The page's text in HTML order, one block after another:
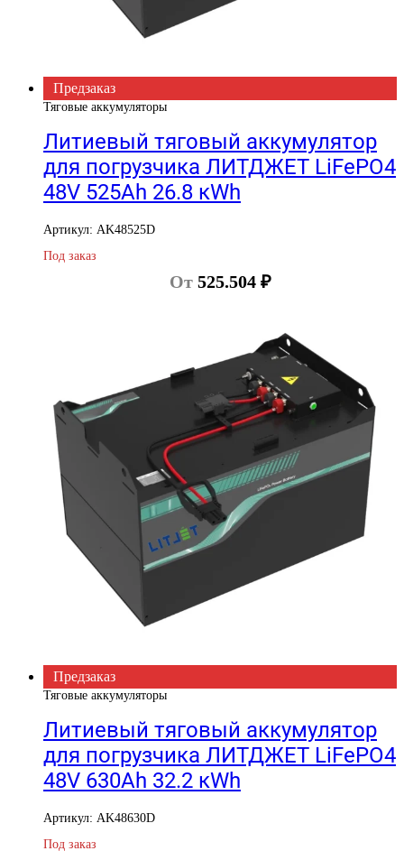
Предзаказ
Тяговые аккумуляторы
Литиевый тяговый аккумулятор
для погрузчика ЛИТДЖЕТ LiFePO4
48V 525Ah 26.8 кWh
Артикул: AK48525D
Под заказ
От 525.504 ₽
Предзаказ
Тяговые аккумуляторы
Литиевый тяговый аккумулятор
для погрузчика ЛИТДЖЕТ LiFePO4
48V 630Ah 32.2 кWh
Артикул: AK48630D
Под заказ